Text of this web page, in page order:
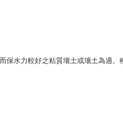
水力較好之粘質壤土或壤土為適。